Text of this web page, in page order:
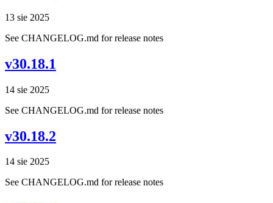
13 sie 2025
See CHANGELOG.md for release notes
v30.18.1
14 sie 2025
See CHANGELOG.md for release notes
v30.18.2
14 sie 2025
See CHANGELOG.md for release notes